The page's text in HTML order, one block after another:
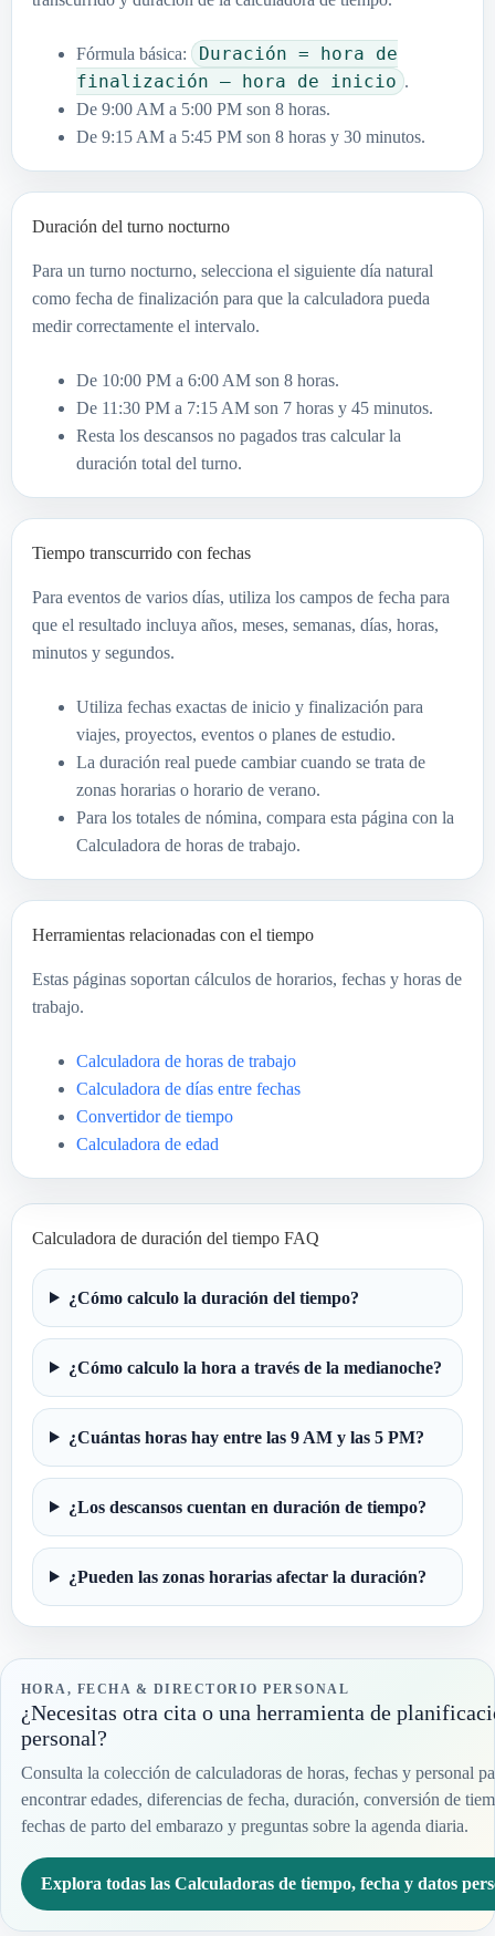
Fórmula básica:
Duración = hora de
finalización – hora de inicio .
De 9:00 AM a 5:00 PM son 8 horas.
De 9:15 AM a 5:45 PM son 8 horas y 30 minutos.
Duración del turno nocturno
Para un turno nocturno, selecciona el siguiente día natural
como fecha de finalización para que la calculadora pueda
medir correctamente el intervalo.
De 10:00 PM a 6:00 AM son 8 horas.
De 11:30 PM a 7:15 AM son 7 horas y 45 minutos.
Resta los descansos no pagados tras calcular la
duración total del turno.
Tiempo transcurrido con fechas
Para eventos de varios días, utiliza los campos de fecha para
que el resultado incluya años, meses, semanas, días, horas,
minutos y segundos.
Utiliza fechas exactas de inicio y finalización para
viajes, proyectos, eventos o planes de estudio.
La duración real puede cambiar cuando se trata de
zonas horarias o horario de verano.
Para los totales de nómina, compara esta página con la
Calculadora de horas de trabajo.
Herramientas relacionadas con el tiempo
Estas páginas soportan cálculos de horarios, fechas y horas de
trabajo.
Calculadora de horas de trabajo
Calculadora de días entre fechas
Convertidor de tiempo
Calculadora de edad
Calculadora de duración del tiempo FAQ
¿Cómo calculo la duración del tiempo?
¿Cómo calculo la hora a través de la medianoche?
¿Cuántas horas hay entre las 9 AM y las 5 PM?
¿Los descansos cuentan en duración de tiempo?
¿Pueden las zonas horarias afectar la duración?
HORA, FECHA & DIRECTORIO PERSONAL
¿Necesitas otra cita o una herramienta de
personal?
Consulta la colección de calculadoras de horas, fechas y personal
encontrar edades, diferencias de fecha, duración, conversión de
fechas de parto del embarazo y preguntas sobre la agenda diaria.
Explora todas las Calculadoras de tiempo, fecha y datos